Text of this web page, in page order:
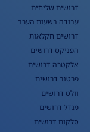
דרושים שליחים
עבודה בשעות הערב
דרושים חקלאות
הפניקס דרושים
אלקטרה דרושים
פרטנר דרושים
וולט דרושים
מגדל דרושים
סלקום דרושים